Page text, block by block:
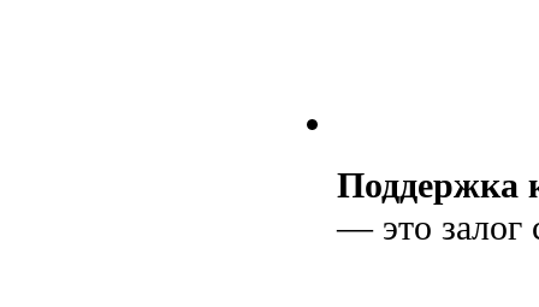
Поддержка
— это залог